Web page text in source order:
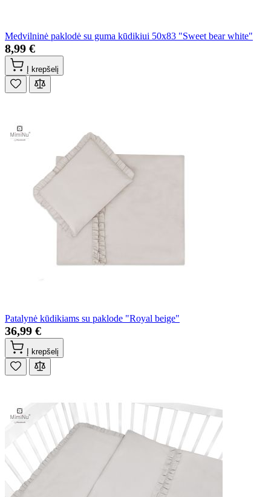
Medvilninė paklodė su guma kūdikiui 50x83 "Sweet bear white"
8,99 €
Į krepšelį
Patalynė kūdikiams su paklode "Royal beige"
36,99 €
Į krepšelį